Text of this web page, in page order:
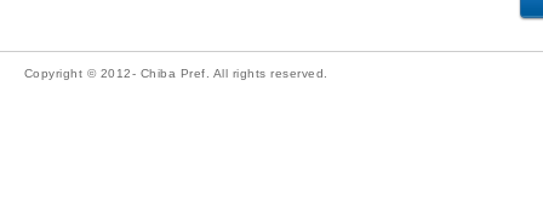
Copyright © 2012- Chiba Pref. All rights reserved.